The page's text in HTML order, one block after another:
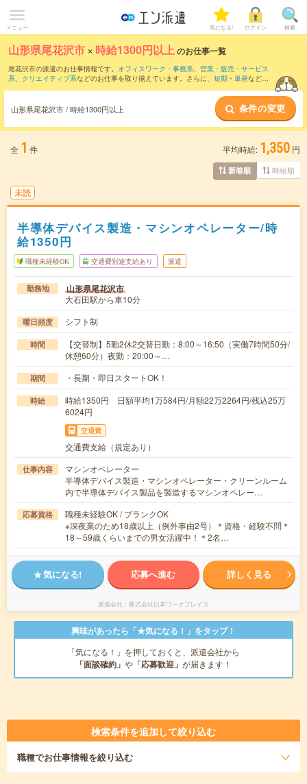
メニュー 気になる! ログイン 検索
山形県尾花沢市 × 時給1300円以上のお仕事一覧
尾花沢市の派遣のお仕事情報です。 オフィスワーク・事務系、 営業・販売・サービス
系、 クリエイティブ系などのお仕事を取り揃えています。さらに、 短期 ・ 単発などの
山形県尾花沢市 / 時給1300円以上 条件の変更
全 1 件 平均時給: 1,350 円
新着順 時給順
未読
半導体デバイス製造・マシンオペレーター/時
給1350円
職種未経験OK 交通費別途支給あり 派遣
勤務地 山形県尾花沢市
大石田駅から車10分
曜日頻度 シフト制
時間
【交替制】5勤2休2交替日勤：8:00～16:50（実働7時間50分/
休憩60分）夜勤：20:00～…
期間 ・長期・即日スタートOK！
時給
時給1350円 日額平均1万584円/月額22万2264円/残込25万
6024円
交通費
交通費支給（規定あり）
仕事内容
マシンオペレーター
半導体デバイス製造・マシンオペレーター・クリーンルーム
内で半導体デバイス製品を製造するマシンオペレー…
応募資格
職種未経験OK / ブランクOK
※深夜業のため18歳以上（例外事由2号）＊資格・経験不問＊
18～59歳くらいまでの男女活躍中！＊2名…
気になる! 応募へ進む 詳しく見る
派遣会社 株式会社日本ワークプレイス
興味があったら「★気になる！」をタップ！
「気になる！」を押しておくと、派遣会社から
「面談確約」 や 「応募歓迎」 が届きます！
検索条件を追加して絞り込む
職種でお仕事情報を絞り込む